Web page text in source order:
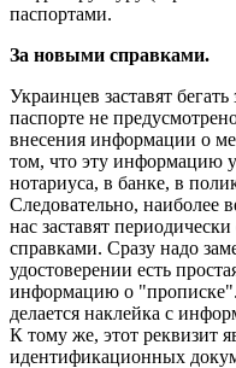
паспортами.
За новыми справками.
Украинцев заставят
паспорте не
внесения информации о
том, что эту информацию
нотариуса, в банке, в
Следовательно, наиболее
нас заставят
справками. Сразу надо
удостоверении есть
информацию о
делается наклейка с
К тому же, этот реквизит
идентификационных